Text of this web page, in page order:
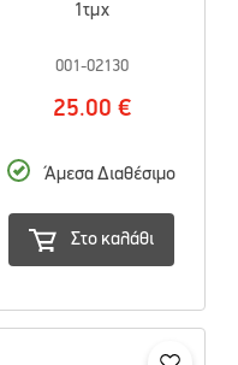
1τμχ
001-02130
25.00 €
Άμεσα Διαθέσιμο
Στο καλάθι